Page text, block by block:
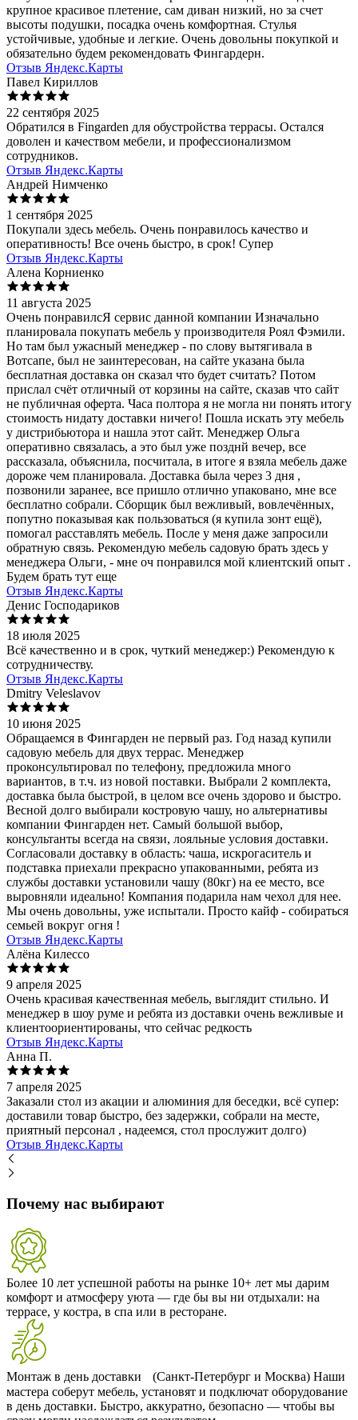
крупное красивое плетение, сам диван низкий, но за счет
высоты подушки, посадка очень комфортная. Стулья
устойчивые, удобные и легкие. Очень довольны покупкой и
обязательно будем рекомендовать Фингардерн.
Отзыв Яндекс.Карты
Павел Кириллов
22 сентября 2025
Обратился в Fingarden для обустройства террасы. Остался
доволен и качеством мебели, и профессионализмом
сотрудников.
Отзыв Яндекс.Карты
Андрей Нимченко
1 сентября 2025
Покупали здесь мебель. Очень понравилось качество и
оперативность! Все очень быстро, в срок! Супер
Отзыв Яндекс.Карты
Алена Корниенко
11 августа 2025
Очень понравилсЯ сервис данной компании Изначально
планировала покупать мебель у производителя Роял Фэмили.
Но там был ужасный менеджер - по слову вытягивала в
Вотсапе, был не заинтересован, на сайте указана была
бесплатная доставка он сказал что будет считать? Потом
прислал счёт отличный от корзины на сайте, сказав что сайт
не публичная оферта. Часа полтора я не могла ни понять итогу
стоимость нидату доставки ничего! Пошла искать эту мебель
у дистрибьютора и нашла этот сайт. Менеджер Ольга
оперативно связалась, а это был уже позднй вечер, все
рассказала, объяснила, посчитала, в итоге я взяла мебель даже
дороже чем планировала. Доставка была через 3 дня ,
позвонили заранее, все пришло отлично упаковано, мне все
бесплатно собрали. Сборщик был вежливый, вовлечённых,
попутно показывая как пользоваться (я купила зонт ещё),
помогал расставлять мебель. После у меня даже запросили
обратную связь. Рекомендую мебель садовую брать здесь у
менеджера Ольги, - мне оч понравился мой клиентский опыт .
Будем брать тут еще
Отзыв Яндекс.Карты
Денис Господариков
18 июля 2025
Всё качественно и в срок, чуткий менеджер:) Рекомендую к
сотрудничеству.
Отзыв Яндекс.Карты
Dmitry Veleslavov
10 июня 2025
Обращаемся в Фингарден не первый раз. Год назад купили
садовую мебель для двух террас. Менеджер
проконсультировал по телефону, предложила много
вариантов, в т.ч. из новой поставки. Выбрали 2 комплекта,
доставка была быстрой, в целом все очень здорово и быстро.
Весной долго выбирали костровую чашу, но альтернативы
компании Фингарден нет. Самый большой выбор,
консультанты всегда на связи, лояльные условия доставки.
Согласовали доставку в область: чаша, искрогаситель и
подставка приехали прекрасно упакованными, ребята из
службы доставки установили чашу (80кг) на ее место, все
выровняли идеально! Компания подарила нам чехол для нее.
Мы очень довольны, уже испытали. Просто кайф - собираться
семьей вокруг огня !
Отзыв Яндекс.Карты
Алёна Килессо
9 апреля 2025
Очень красивая качественная мебель, выглядит стильно. И
менеджер в шоу руме и ребята из доставки очень вежливые и
клиентоориентированы, что сейчас редкость
Отзыв Яндекс.Карты
Анна П.
7 апреля 2025
Заказали стол из акации и алюминия для беседки, всё супер:
доставили товар быстро, без задержки, собрали на месте,
приятный персонал , надеемся, стол прослужит долго)
Отзыв Яндекс.Карты
Почему нас выбирают
Более 10 лет успешной работы на рынке 10+ лет мы дарим
комфорт и атмосферу уюта — где бы вы ни отдыхали: на
террасе, у костра, в спа или в ресторане.
Монтаж в день доставки (Санкт-Петербург и Москва) Наши
мастера соберут мебель, установят и подключат оборудование
в день доставки. Быстро, аккуратно, безопасно — чтобы вы